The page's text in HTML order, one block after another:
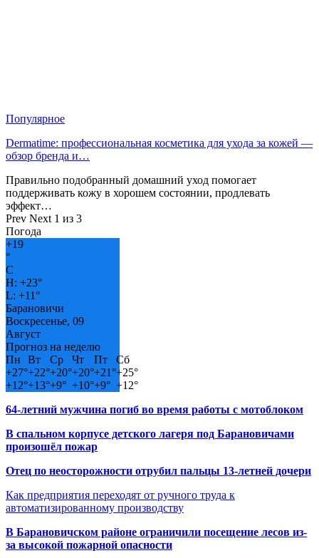
Популярное
Dermatime: профессиональная косметика для ухода за кожей —
обзор бренда и…
Правильно подобранный домашний уход помогает
поддерживать кожу в хорошем состоянии, продлевать
эффект…
Prev Next 1 из 3
Погода
+19
°
C
H: +23°
L: +11°
Барановичи
Воскресенье, 09
Август
Прогноз на неделю
Пн
Вт Ср Чт Пт
Сб
+27°+22°+20°+20°+21°+25°
+12°+13°+9° +10°+9° +12°
64-летний мужчина погиб во время работы с мотоблоком
В спальном корпусе детского лагеря под Барановичами
произошёл пожар
Отец по неосторожности отрубил пальцы 13-летней дочери
Как предприятия переходят от ручного труда к
автоматизированному производству
В Барановичском районе ограничили посещение лесов из-
за высокой пожарной опасности